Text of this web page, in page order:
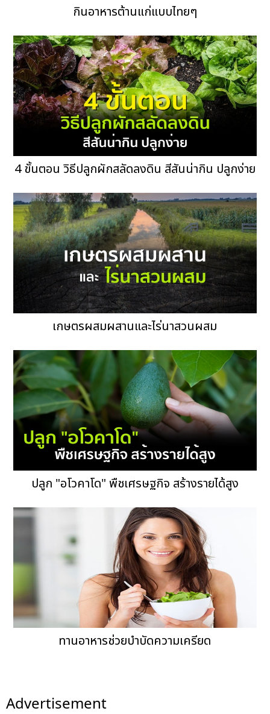
กินอาหารต้านแก่แบบไทยๆ
4 ขั้นตอน วิธีปลูกผักสลัดลงดิน สีสันน่ากิน ปลูกง่าย
เกษตรผสมผสานและไร่นาสวนผสม
ปลูก "อโวคาโด" พืชเศรษฐกิจ สร้างรายได้สูง
ทานอาหารช่วยบำบัดความเครียด
Advertisement